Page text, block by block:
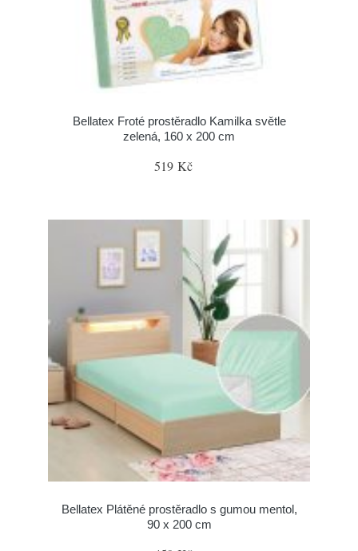
Bellatex Froté prostěradlo Kamilka světle
zelená, 160 x 200 cm
519 Kč
Bellatex Plátěné prostěradlo s gumou mentol,
90 x 200 cm